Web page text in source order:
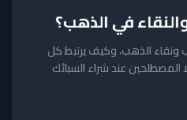
في الذهب؟
ونقاء الذهب، وكيف يرتبط كل
المصطلحين عند شراء السبائك